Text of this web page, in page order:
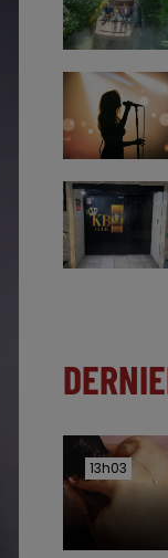
13h03
13h03